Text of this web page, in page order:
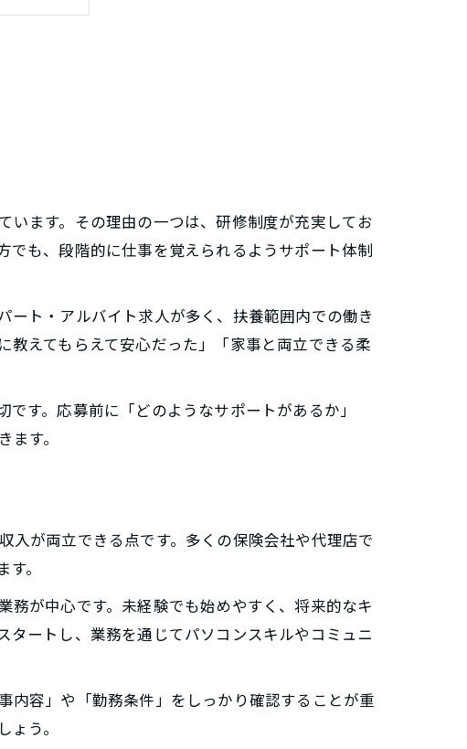
ク
コツ
ます。その理由の一つは、研修制度が充実してお
でも、段階的に仕事を覚えられるようサポート体制
ト・アルバイト求人が多く、扶養範囲内での働き
えてもらえて安心だった」「家事と両立できる柔
す。応募前に「どのようなサポートがあるか」
す。
が両立できる点です。多くの保険会社や代理店で
。
が中心です。未経験でも始めやすく、将来的なキ
ートし、業務を通じてパソコンスキルやコミュニ
内容」や「勤務条件」をしっかり確認することが重
う。